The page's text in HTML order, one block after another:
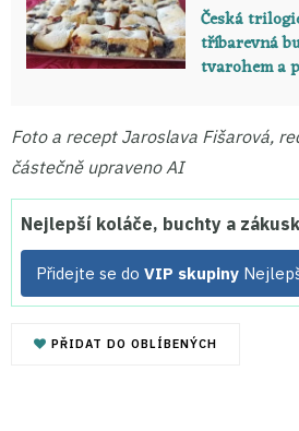
Česká
tříbarevná
tvarohem a
Foto a recept Jaroslava Fišarová,
částečně upraveno AI
Nejlepší koláče, buchty a
Přidejte se do VIP skupiny
PŘIDAT DO OBLÍBENÝCH